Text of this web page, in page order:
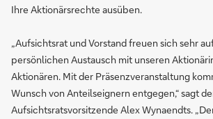
Ihre Aktionärsrechte ausüben.
„Aufsichtsrat und Vorstand freuen sich sehr
persönlichen Austausch mit unseren
Aktionären. Mit der Präsenzveranstaltung
Wunsch von Anteilseignern entgegen,“ sagt
Aufsichtsratsvorsitzende Alex Wynaendts.